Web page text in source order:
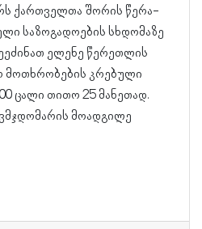
ქართველთა შორის წერა-
საზოგადოების სხდომაზე
ელენე წერეთლის
მოთხრობების კრებული
ცალი თითო 25 მანეთად.
მოადგილე